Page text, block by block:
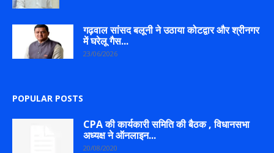
गढ़वाल सांसद बलूनी ने उठाया कोटद्वार और श्रीनगर
में घरेलू गैस...
23/06/2026
POPULAR POSTS
CPA की कार्यकारी समिति की बैठक , विधानसभा
अध्यक्ष ने ऑनलाइन...
20/08/2020